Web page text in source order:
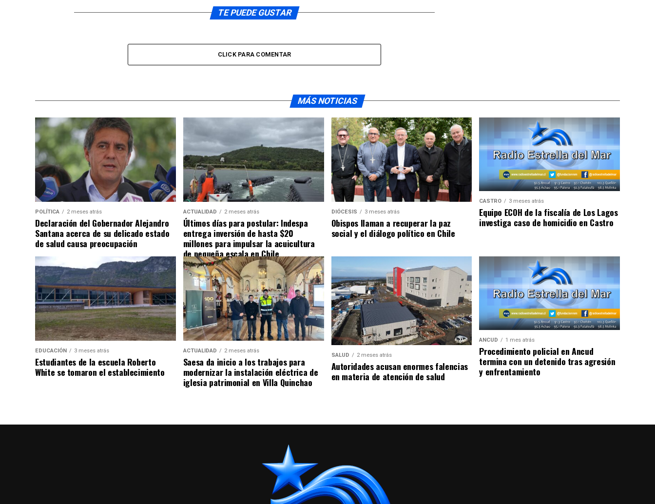
TE PUEDE GUSTAR
CLICK PARA COMENTAR
MÁS NOTICIAS
POLÍTICA 2 meses atrás
Declaración del Gobernador Alejandro
Santana acerca de su delicado estado
de salud causa preocupación
ACTUALIDAD 2 meses atrás
Últimos días para postular: Indespa
entrega inversión de hasta $20
millones para impulsar la acuicultura
de pequeña escala en Chile
DIÓCESIS 3 meses atrás
Obispos llaman a recuperar la paz
social y el diálogo político en Chile
CASTRO 3 meses atrás
Equipo ECOH de la fiscalía de Los Lagos
investiga caso de homicidio en Castro
EDUCACIÓN 3 meses atrás
Estudiantes de la escuela Roberto
White se tomaron el establecimiento
ACTUALIDAD 2 meses atrás
Saesa da inicio a los trabajos para
modernizar la instalación eléctrica de
iglesia patrimonial en Villa Quinchao
SALUD 2 meses atrás
Autoridades acusan enormes falencias
en materia de atención de salud
ANCUD 1 mes atrás
Procedimiento policial en Ancud
termina con un detenido tras agresión
y enfrentamiento